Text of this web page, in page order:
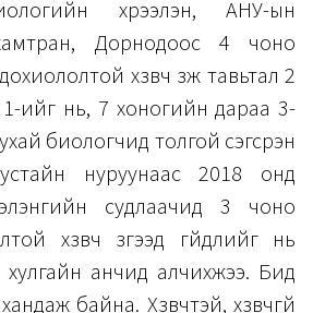
хүрээлэн, АНУ-ын
Дорнодоос 4 чоно
хүзүүвч зүүж тавьтал 2
ийг нь, 7 хоногийн дараа 3-
биологчид толгой сэгсрэн
нуруунаас 2018 онд
судлаачид 3 чоно
хүзүүвч зүүгээд гүйдлийг нь
анчид алчихжээ. Бид
байна. Хүзүүвчтэй, хүзүүвчгүй